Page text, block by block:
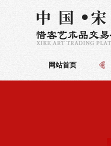
网站首页